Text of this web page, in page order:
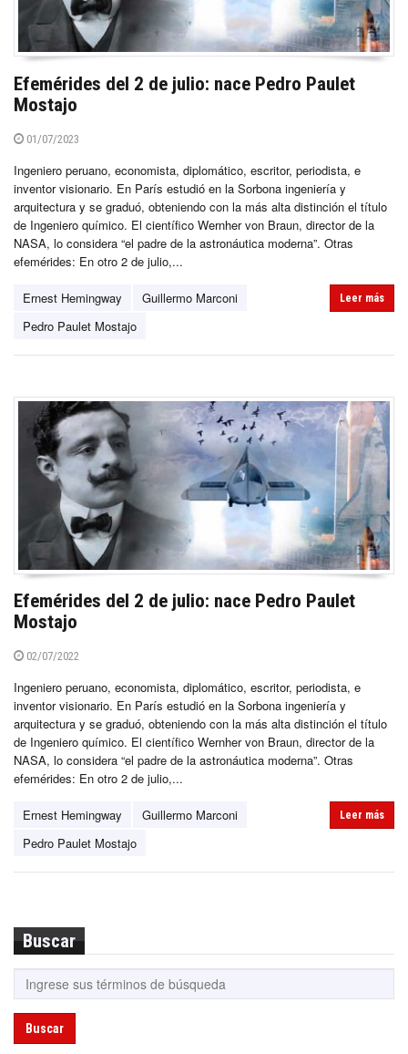
Efemérides del 2 de julio: nace Pedro Paulet
Mostajo
01/07/2023
Ingeniero peruano, economista, diplomático, escritor, periodista, e
inventor visionario. En París estudió en la Sorbona ingeniería y
arquitectura y se graduó, obteniendo con la más alta distinción el título
de Ingeniero químico. El científico Wernher von Braun, director de la
NASA, lo considera “el padre de la astronáutica moderna”. Otras
efemérides: En otro 2 de julio,...
Ernest Hemingway
Guillermo Marconi
Pedro Paulet Mostajo
Leer más
Efemérides del 2 de julio: nace Pedro Paulet
Mostajo
02/07/2022
Ingeniero peruano, economista, diplomático, escritor, periodista, e
inventor visionario. En París estudió en la Sorbona ingeniería y
arquitectura y se graduó, obteniendo con la más alta distinción el título
de Ingeniero químico. El científico Wernher von Braun, director de la
NASA, lo considera “el padre de la astronáutica moderna”. Otras
efemérides: En otro 2 de julio,...
Ernest Hemingway
Guillermo Marconi
Pedro Paulet Mostajo
Leer más
Buscar
Buscar